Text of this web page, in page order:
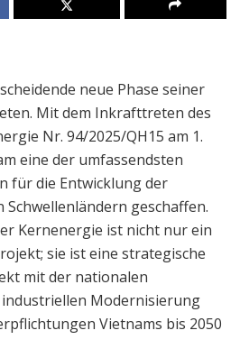
neue Phase seiner
Mit dem Inkrafttreten des
Nr. 94/2025/QH15 am 1.
eine der umfassendsten
für die Entwicklung der
geschaffen.
Kernenergie ist nicht nur ein
sie ist eine strategische
mit der nationalen
Modernisierung
Vietnams bis 2050